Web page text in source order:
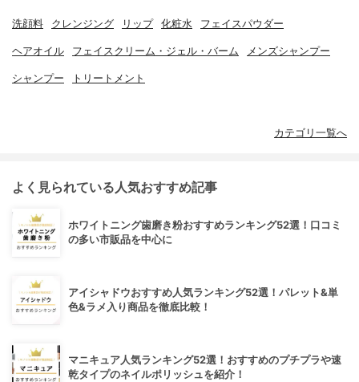
洗顔料 クレンジング リップ 化粧水 フェイスパウダー
ヘアオイル フェイスクリーム・ジェル・バーム メンズシャンプー
シャンプー トリートメント
カテゴリ一覧へ
よく見られている人気おすすめ記事
ホワイトニング歯磨き粉おすすめランキング52選！口コミ
の多い市販品を中心に
アイシャドウおすすめ人気ランキング52選！パレット&単
色&ラメ入り商品を徹底比較！
マニキュア人気ランキング52選！おすすめのプチプラや速
乾タイプのネイルポリッシュを紹介！